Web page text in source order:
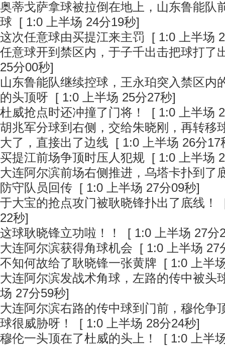
奥蒂戈萨拿球被拉倒在地上，山东鲁能队
球 [ 1:0 上半场 24分19秒]
这次任意球由买提江来主罚 [ 1:0 上半场
任意球开到禁区内，于子千出击把球打了
25分00秒]
山东鲁能队继续控球，王永珀突入禁区内
的头顶呀 [ 1:0 上半场 25分27秒]
杜威抢点时还冲撞了门将！
[ 1:0 上半场
胡兆军分球到右侧，交给朱晓刚，再转移
大了，直接出了边线 [ 1:0 上半场 26分17
买提江前场争顶时压人犯规 [ 1:0 上半场
大连阿尔滨前场右侧推进，乌塔卡扑到了
防守队员回传 [ 1:0 上半场 27分09秒]
于大宝的抢点攻门被耿晓锋扑出了底线！
22秒]
这球耿晓锋立功啦！！
[ 1:0 上半场 27分
大连阿尔滨获得角球机会 [ 1:0 上半场 27
不知何故给了耿晓锋一张黄牌 [ 1:0 上半
大连阿尔滨发战术角球，左路的传中被头
场 27分59秒]
大连阿尔滨右路的传中球到门前，穆伦争
球很威胁呀！
[ 1:0 上半场 28分24秒]
穆伦一头顶在了杜威的头上！
[ 1:0 上半